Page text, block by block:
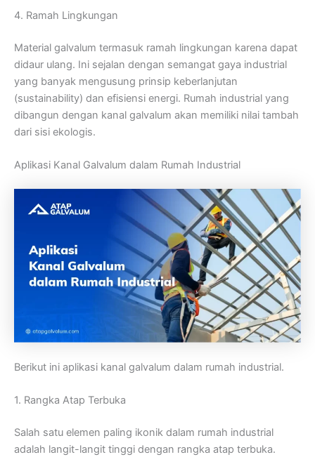
4. Ramah Lingkungan
Material galvalum termasuk ramah lingkungan karena dapat
didaur ulang. Ini sejalan dengan semangat gaya industrial
yang banyak mengusung prinsip keberlanjutan
(sustainability) dan efisiensi energi. Rumah industrial yang
dibangun dengan kanal galvalum akan memiliki nilai tambah
dari sisi ekologis.
Aplikasi Kanal Galvalum dalam Rumah Industrial
Berikut ini aplikasi kanal galvalum dalam rumah industrial.
1. Rangka Atap Terbuka
Salah satu elemen paling ikonik dalam rumah industrial
adalah langit-langit tinggi dengan rangka atap terbuka.